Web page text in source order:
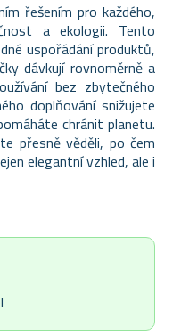
řešením pro každého,
a ekologii. Tento
uspořádání produktů,
dávkují rovnoměrně a
bez zbytečného
doplňování snižujete
chránit planetu.
přesně věděli, po čem
elegantní vzhled, ale i